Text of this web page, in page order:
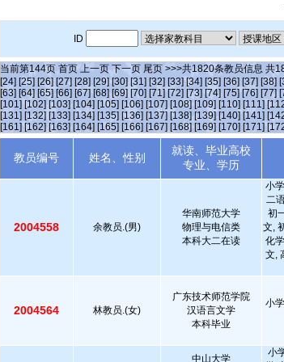
ID
当前第144页 首页 上一页 下一页 尾页 >>>共1820条教员信息 共
[24] [25] [26] [27] [28] [29] [30] [31] [32] [33] [34] [35] [36] [37] [38]
[63] [64] [65] [66] [67] [68] [69] [70] [71] [72] [73] [74] [75] [76] [77]
[101] [102] [103] [104] [105] [106] [107] [108] [109] [110] [111]
[131] [132] [133] [134] [135] [136] [137] [138] [139] [140] [141]
[161] [162] [163] [164] [165] [166] [167] [168] [169] [170] [171]
教员编号 姓名、性别
就读、毕业高校
专业、学历
2004558 余教员.(男)
华南师范大学
物理与电信类
本科大二在读
小
二
初
文,
化
文,
2004564 林教员.(女)
广东技术师范学院
汉语言文学
本科毕业
小
中山大学
小